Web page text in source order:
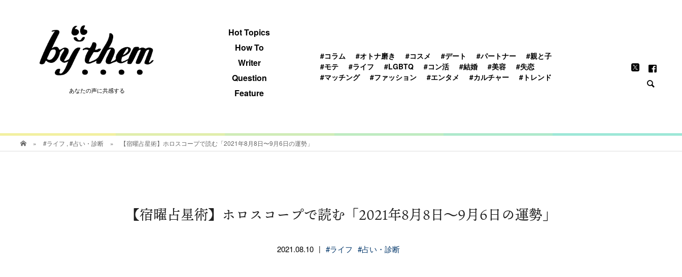
あなたの声に共感する
Hot Topics
How To
Writer
Question
Feature
#コラム #オトナ磨き #コスメ #デート #パートナー
#親と子
#モテ
#ライフ #LGBTQ #コン活 #結婚 #美容
#失恋
#マッチング
#ファッション #エンタメ #カルチャー #トレンド
あなたの声に共感する
» #ライフ , #占い・診断 » 【宿曜占星術】ホロスコープで読む「2021年8月8日〜9月6日の運勢」
【宿曜占星術】ホロスコープで読む「2021年8月8日〜9月6日の運勢」
2021.08.10 | #ライフ #占い・診断